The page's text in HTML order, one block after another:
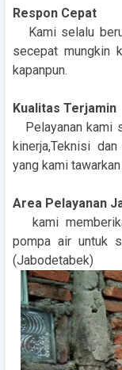
Respon Cepat
Kami selalu
secepat mungkin
kapanpun.
Kualitas Terjamin
Pelayanan kami
kinerja,Teknisi
yang kami
Area Pelayanan
kami
pompa air untuk
(Jabodetabek)